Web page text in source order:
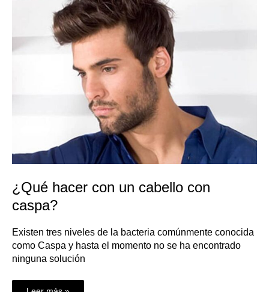
¿Qué hacer con un cabello con
caspa?
Existen tres niveles de la bacteria comúnmente conocida
como Caspa y hasta el momento no se ha encontrado
ninguna solución
caspa?